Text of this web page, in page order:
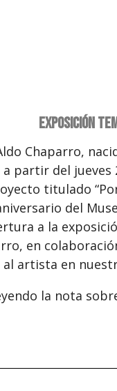
Exposición
Chaparro,
partir del jueves
titulado
del
a la
en
artista en
la nota